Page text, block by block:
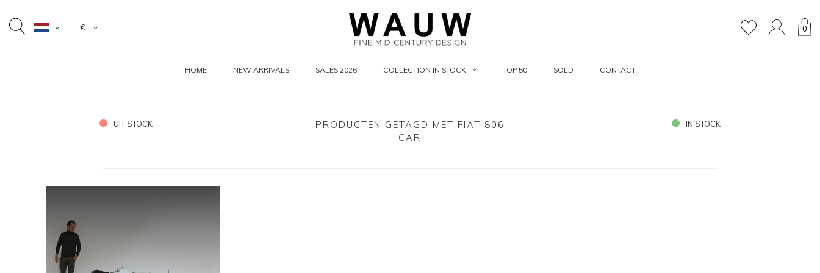
€ 0
HOME NEW ARRIVALS SALES 2026 COLLECTION IN STOCK TOP 50 SOLD CONTACT
UIT STOCK
PRODUCTEN GETAGD MET FIAT 806
CAR
IN STOCK